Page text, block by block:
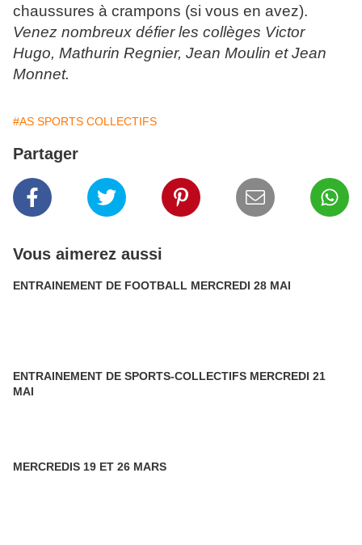
chaussures à crampons (si vous en avez).
Venez nombreux défier les collèges Victor
Hugo, Mathurin Regnier, Jean Moulin et Jean
Monnet.
#AS SPORTS COLLECTIFS
Partager
Vous aimerez aussi
ENTRAINEMENT DE FOOTBALL MERCREDI 28 MAI
ENTRAINEMENT DE SPORTS-COLLECTIFS MERCREDI 21
MAI
MERCREDIS 19 ET 26 MARS